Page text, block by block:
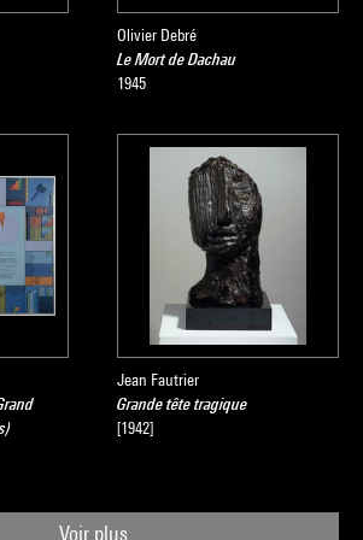
se présente comme un point de vue sur
sur aujourd'hui.
dédiée à André Malraux, dans le cadre
qui lui est rendu en cet automne
Olivier Debré
Le Mort de Dachau
1945
Jean Fautrier
Grande tête tragique
[1942]
Voir plus